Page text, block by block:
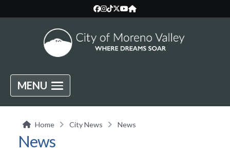
MENU
Home City News News
News